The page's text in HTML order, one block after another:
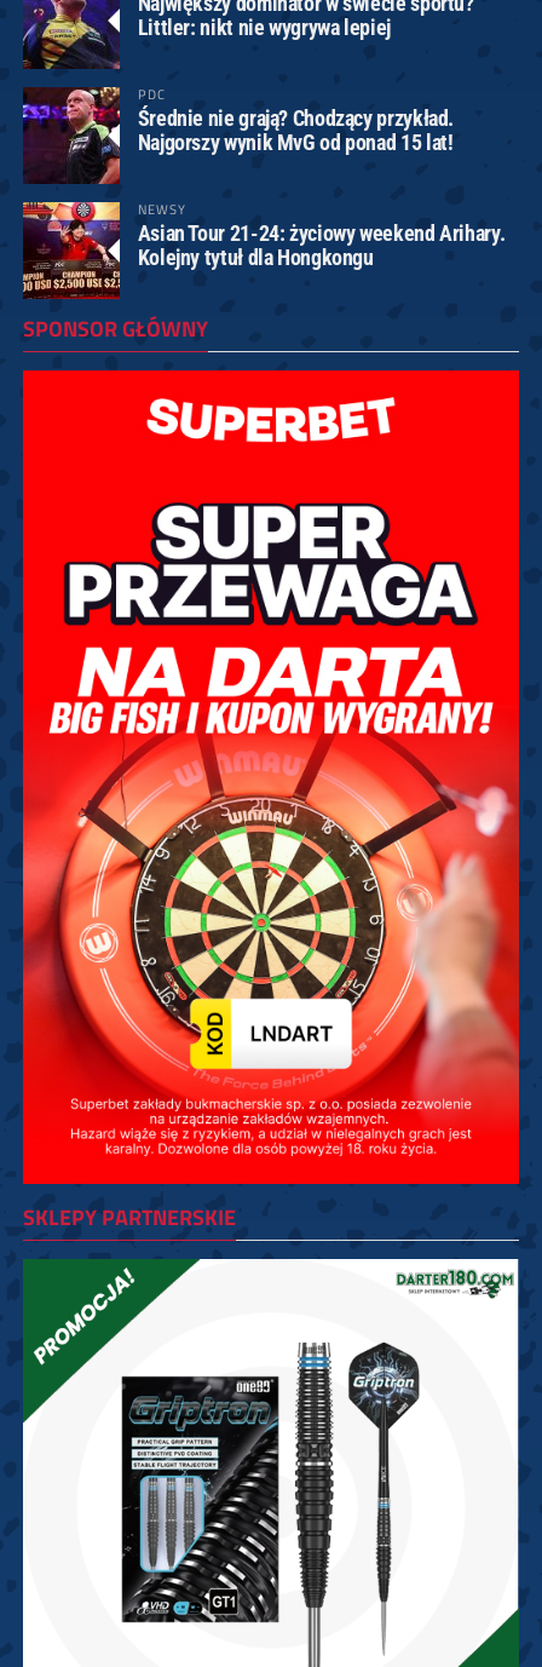
Littler: nikt nie wygrywa lepiej
PDC
Średnie nie grają? Chodzący przykład.
Najgorszy wynik MvG od ponad 15 lat!
NEWSY
Asian Tour 21-24: życiowy weekend Arihary.
Kolejny tytuł dla Hongkongu
SPONSOR GŁÓWNY
SKLEPY PARTNERSKIE